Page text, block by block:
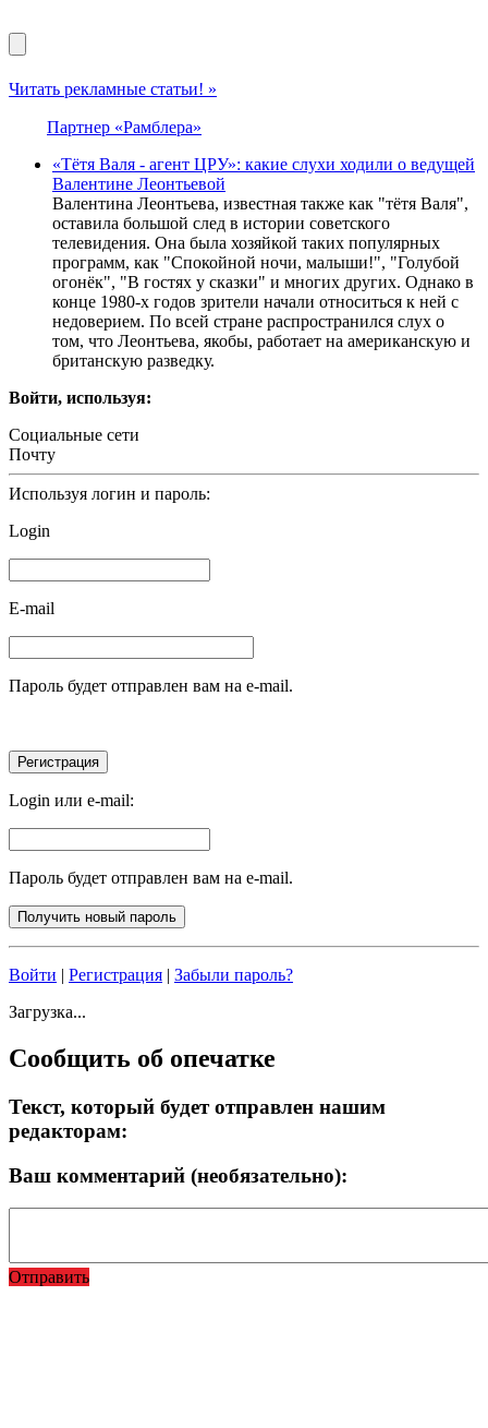
Читать рекламные статьи! »
Партнер «Рамблера»
«Тётя Валя - агент ЦРУ»: какие слухи ходили о ведущей
Валентине Леонтьевой
Валентина Леонтьева, известная также как "тётя Валя",
оставила большой след в истории советского
телевидения. Она была хозяйкой таких популярных
программ, как "Спокойной ночи, малыши!", "Голубой
огонёк", "В гостях у сказки" и многих других. Однако в
конце 1980-х годов зрители начали относиться к ней с
недоверием. По всей стране распространился слух о
том, что Леонтьева, якобы, работает на американскую и
британскую разведку.
Войти, используя:
Социальные сети
Почту
Используя логин и пароль:
Login
E-mail
Пароль будет отправлен вам на e-mail.
Login или e-mail:
Пароль будет отправлен вам на e-mail.
Войти | Регистрация | Забыли пароль?
Загрузка...
Сообщить об опечатке
Текст, который будет отправлен нашим
редакторам:
Ваш комментарий (необязательно):
Отправить